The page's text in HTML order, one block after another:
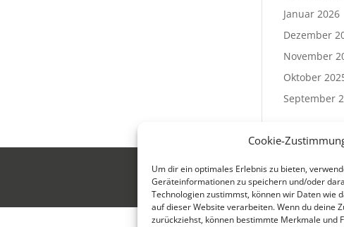
Cookie-
Um dir ein optimales Erlebnis zu bieten,
Geräteinformationen zu speichern und/oder
Technologien zustimmst, können wir Daten wie
auf dieser Website verarbeiten. Wenn du deine
zurückziehst, können bestimmte Merkmale und
Januar 2026
Dezember
November
Oktober
September